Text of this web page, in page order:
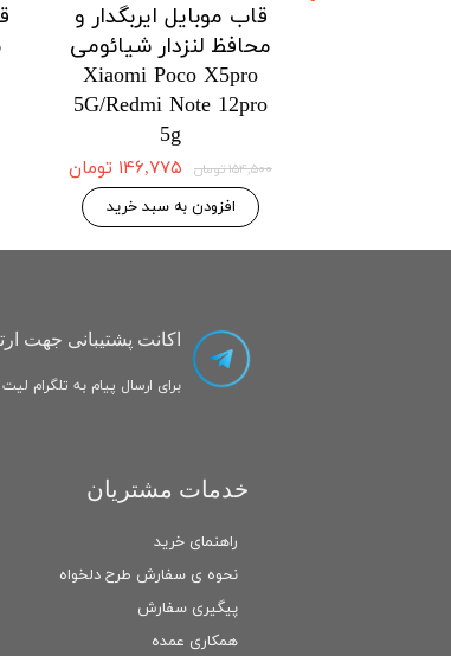
قاب موبایل ایربگدار و
محافظ لنزدار شیائومی
Xiaomi Poco X5pro
5G/Redmi Note 12pro
5g
۱۵۴,۵۰۰ تومان ۱۴۶,۷۷۵ تومان
افزودن به سبد خرید
راهنمای خرید
نحوه ی سفارش طرح دلخواه
پیگیری سفارش
همکاری عمده
خدمات مشتریان
اکانت پشتیبانی جهت
برای ارسال پیام به تلگرام